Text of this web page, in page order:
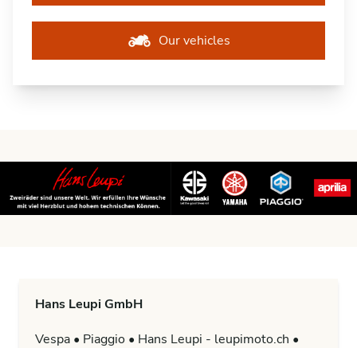
Our vehicles
Hans Leupi GmbH
Vespa • Piaggio • Hans Leupi - leupimoto.ch •